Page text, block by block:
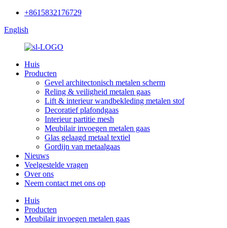
+8615832176729
English
Huis
Producten
Gevel architectonisch metalen scherm
Reling & veiligheid metalen gaas
Lift & interieur wandbekleding metalen stof
Decoratief plafondgaas
Interieur partitie mesh
Meubilair invoegen metalen gaas
Glas gelaagd metaal textiel
Gordijn van metaalgaas
Nieuws
Veelgestelde vragen
Over ons
Neem contact met ons op
Huis
Producten
Meubilair invoegen metalen gaas